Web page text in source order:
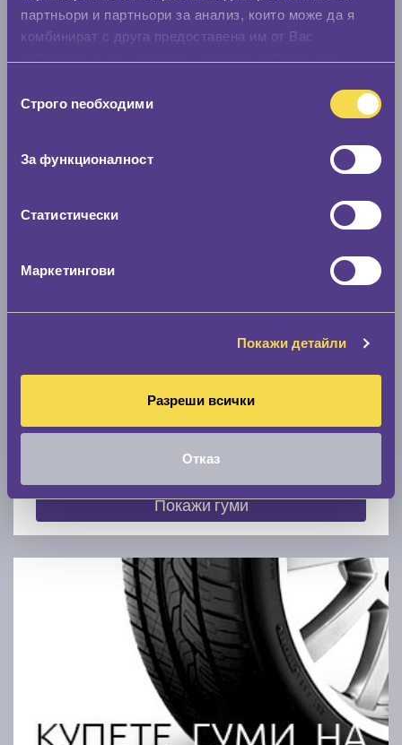
партньори и партньори за анализ, които може да я
комбинират с друга предоставена им от Вас
наСтрого nеобходими
За функционалност
Статистически
Маркетингови
Покажи детайли
Разреши всички
Отказ
Модел
Покажи гуми